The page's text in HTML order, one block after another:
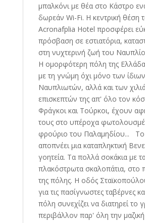
μπαλκόνι με θέα στο Κάστρο
δωρεάν Wi-Fi. Η κεντρική θέση
Acronafplia Hotel προσφέρει
πρόσβαση σε εστιατόρια,
στη νυχτερινή ζωή του
Η ομορφότερη πόλη της
με τη γνώμη όχι μόνο των
Ναυπλιωτών, αλλά και των
επισκεπτών της απ' όλο τον
Φράγκοι και Τούρκοι, έχουν
τους στο υπέροχα
φρούριο του Παλαμηδίου...
αποπνέει μια καταπληκτική
γοητεία. Τα πολλά σοκάκια με
πλακόστρωτα σκαλοπάτια, στο
της πόλης. Η οδός
για τις πασίγνωστες ταβέρνες
πόλη συνεχίζει να διατηρεί το
περιβάλλον παρ' όλη την μαζική